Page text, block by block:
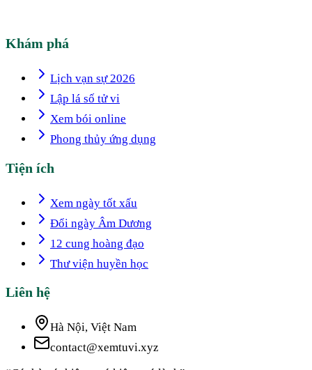
Khám phá
Lịch vạn sự 2026
Lập lá số tử vi
Xem bói online
Phong thủy ứng dụng
Tiện ích
Xem ngày tốt xấu
Đổi ngày Âm Dương
12 cung hoàng đạo
Thư viện huyền học
Liên hệ
Hà Nội, Việt Nam
contact@xemtuvi.xyz